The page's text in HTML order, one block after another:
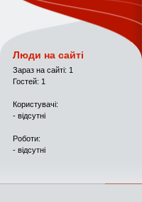
Люди на сайті
Зараз на сайті: 1
Гостей: 1
Користувачі:
- відсутні
Роботи:
- відсутні